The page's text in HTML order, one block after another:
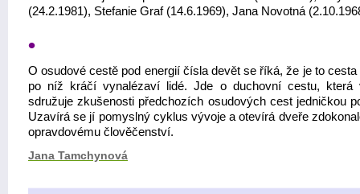
(24.2.1981), Stefanie Graf (14.6.1969), Jana Novotná
•
O osudové cestě pod energií čísla devět se říká, že je to cesta
po níž kráčí vynalézaví lidé. Jde o duchovní cestu, která
sdružuje zkušenosti předchozích osudových cest jedničkou
Uzavírá se jí pomyslný cyklus vývoje a otevírá dveře
opravdovému člověčenství.
Jana Tamchynová